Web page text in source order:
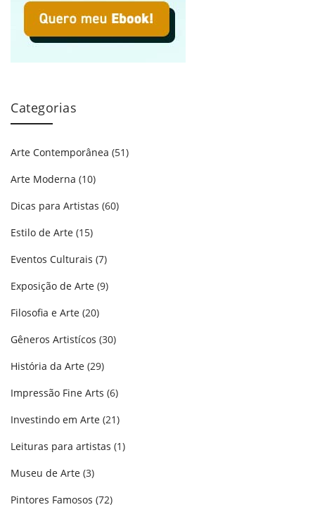
Categorias
Arte Contemporânea (51)
Arte Moderna (10)
Dicas para Artistas (60)
Estilo de Arte (15)
Eventos Culturais (7)
Exposição de Arte (9)
Filosofia e Arte (20)
Gêneros Artistícos (30)
História da Arte (29)
Impressão Fine Arts (6)
Investindo em Arte (21)
Leituras para artistas (1)
Museu de Arte (3)
Pintores Famosos (72)